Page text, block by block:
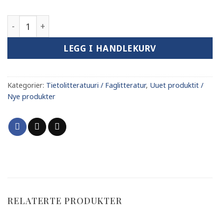
Tegnsetting – Välimerkkireekelit: Porsanger antall
LEGG I HANDLEKURV
Kategorier: Tietolitteratuuri / Faglitteratur, Uuet produktit /
Nye produkter
RELATERTE PRODUKTER